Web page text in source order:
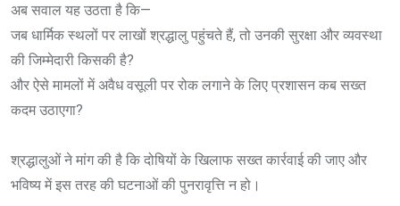
अब सवाल यह उठता है कि—
जब धार्मिक स्थलों पर लाखों श्रद्धालु पहुंचते हैं, तो उनकी सुरक्षा और व्यवस्था
की जिम्मेदारी किसकी है?
और ऐसे मामलों में अवैध वसूली पर रोक लगाने के लिए प्रशासन कब सख्त
कदम उठाएगा?
श्रद्धालुओं ने मांग की है कि दोषियों के खिलाफ सख्त कार्रवाई की जाए और
भविष्य में इस तरह की घटनाओं की पुनरावृत्ति न हो।